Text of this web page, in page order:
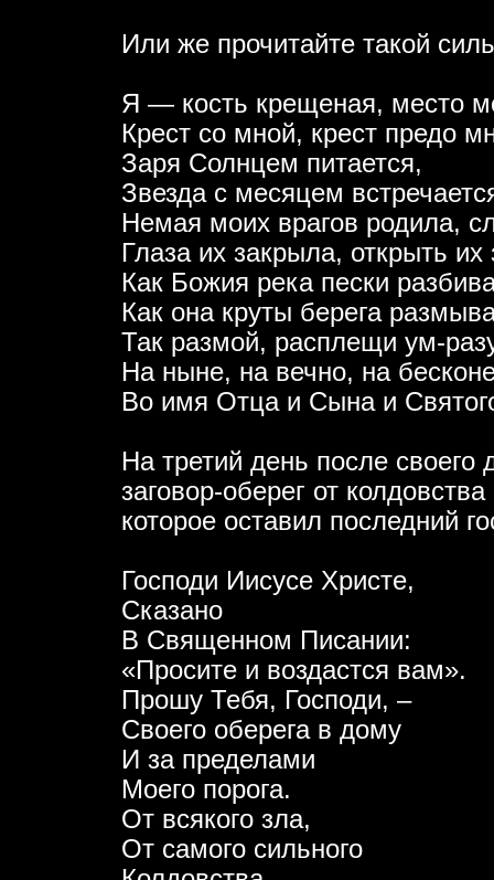
Или же прочитайте такой
Я — кость крещеная, место
Крест со мной, крест предо
Заря Солнцем питается,
Звезда с месяцем
Немая моих врагов родила,
Глаза их закрыла, открыть
Как Божия река пески
Как она круты берега
Так размой, расплещи ум-
На ныне, на вечно, на
Во имя Отца и Сына и
На третий день после
заговор-оберег от
которое оставил последний
Господи Иисусе Христе,
Сказано
В Священном Писании:
«Просите и воздастся вам».
Прошу Тебя, Господи, –
Своего оберега в дому
И за пределами
Моего порога.
От всякого зла,
От самого сильного